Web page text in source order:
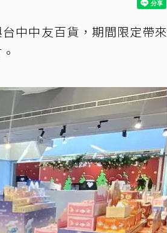
台中中友百貨，期間限定帶來